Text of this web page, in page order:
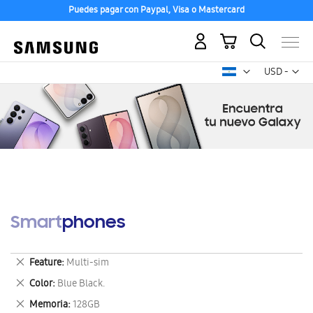
Puedes pagar con Paypal, Visa o Mastercard
USD -
dólar
Mi carrito
Smartphones
Feature Multi-sim
Eliminar
este
artículo
Color Blue Black.
Eliminar
este
Memoria 128GB
Eliminar